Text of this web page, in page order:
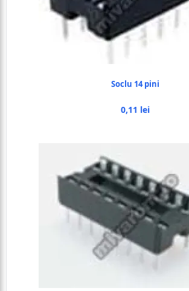
Soclu 14 pini
0,11 lei